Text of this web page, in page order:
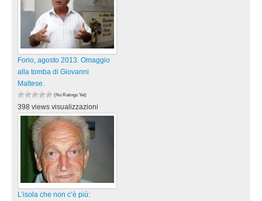
Forio, agosto 2013. Omaggio
alla tomba di Giovanni
Maltese.
(No Ratings Yet)
398 views visualizzazioni
L’isola che non c’è più: